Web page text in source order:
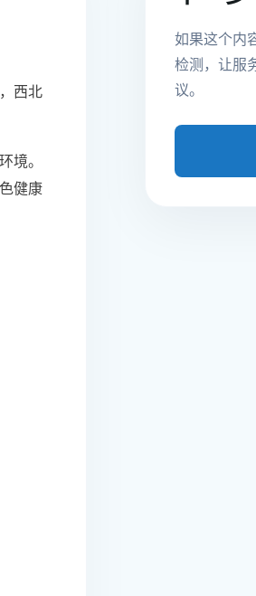
西北
境。
健康
如果这个内
检测，让服
议。